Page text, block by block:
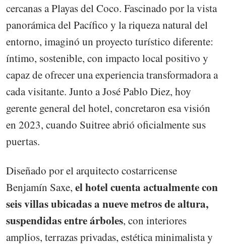
cercanas a Playas del Coco. Fascinado por la vista
panorámica del Pacífico y la riqueza natural del
entorno, imaginó un proyecto turístico diferente:
íntimo, sostenible, con impacto local positivo y
capaz de ofrecer una experiencia transformadora a
cada visitante. Junto a José Pablo Diez, hoy
gerente general del hotel, concretaron esa visión
en 2023, cuando Suitree abrió oficialmente sus
puertas.
Diseñado por el arquitecto costarricense
Benjamín Saxe, el hotel cuenta actualmente con
seis villas ubicadas a nueve metros de altura,
suspendidas entre árboles, con interiores
amplios, terrazas privadas, estética minimalista y